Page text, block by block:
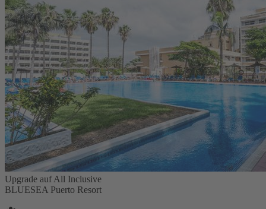
Upgrade auf All Inclusive
BLUESEA Puerto Resort